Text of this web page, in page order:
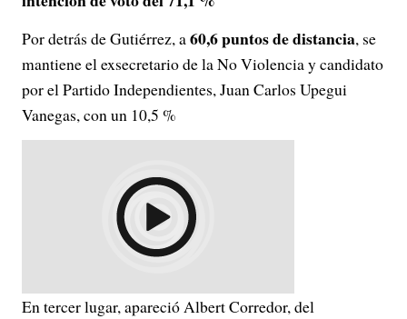
Por detrás de Gutiérrez, a60,6 puntos de distancia, se
mantiene el exsecretario de la No Violencia y candidato
por el Partido Independientes, Juan Carlos Upegui
Vanegas, con un 10,5 %
En tercer lugar, apareció Albert Corredor, del